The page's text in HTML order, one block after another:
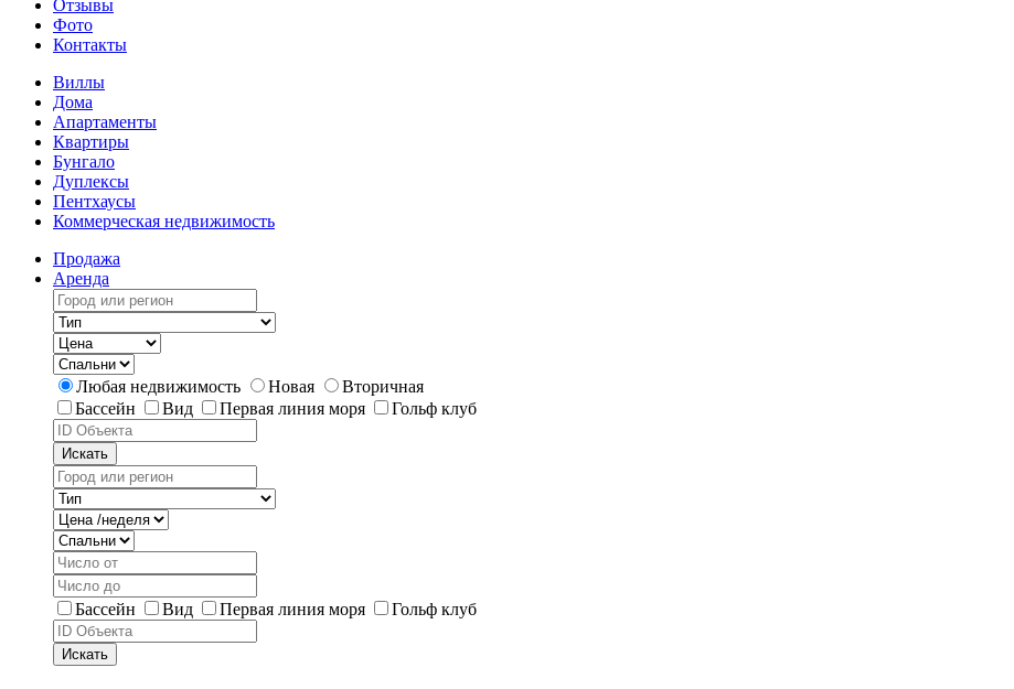
Отзывы
Фото
Контакты
Виллы
Дома
Апартаменты
Квартиры
Бунгало
Дуплексы
Пентхаусы
Коммерческая недвижимость
Продажа
Аренда
Любая недвижимость Новая
Вторичная
Бассейн
Вид Первая линия моря Гольф клуб
Искать
Бассейн Вид Первая линия моря Гольф клуб
Искать